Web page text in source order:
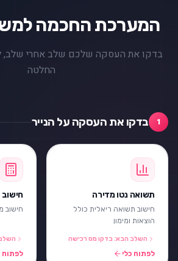
המערכת החכמה
בדקו את העסקה שלכם שלב אחרי שלב,
החלטה
1 בדקו את העסקה על הנייר
תשואה נטו מדירה
חישוב תשואה ריאלית כולל
הוצאות ומימון
השלב הבא: בדקו מס רכישה
לפתוח כלי
חישוב
לפתוח